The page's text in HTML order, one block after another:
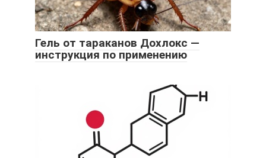
Гель от тараканов Дохлокс —
инструкция по применению